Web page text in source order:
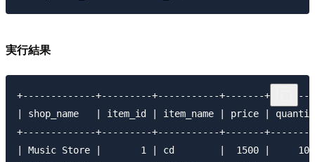
実行結果
+-------------+---------+-----------+-------
| shop_name   | item_id | item_name | price |
+-------------+---------+-----------+-------
| Music Store |       1 | cd        |  1500 |